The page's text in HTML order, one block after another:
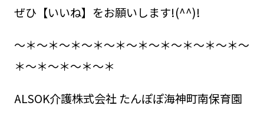
ぜひ【いいね】をお願いします!(^^)!
～＊～＊～＊～＊～＊～＊～＊～＊～＊～＊～
＊～＊～＊～＊～＊
ALSOK介護株式会社 たんぽぽ海神町南保育園